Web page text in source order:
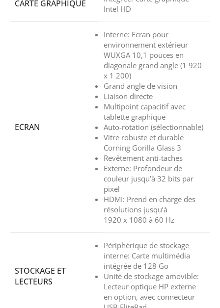
CARTE GRAPHIQUE
Intel HD
ECRAN
Interne: Ecran pour
environnement extérieur
WUXGA 10,1 pouces en
diagonale grand angle (1 920
x 1 200)
Grand angle de vision
Liaison directe
Multipoint capacitif avec
tablette graphique
Auto-rotation (sélectionnable)
Vitre robuste et durable
Corning Gorilla Glass 3
Revêtement anti-taches
Externe: Profondeur de
couleur jusqu’à 32 bits par
pixel
HDMI: Prend en charge des
résolutions jusqu’à
1920 x 1080 à 60 Hz
STOCKAGE ET
LECTEURS
Périphérique de stockage
interne: Carte multimédia
intégrée de 128 Go
Unité de stockage amovible:
Lecteur optique HP externe
en option, avec connecteur